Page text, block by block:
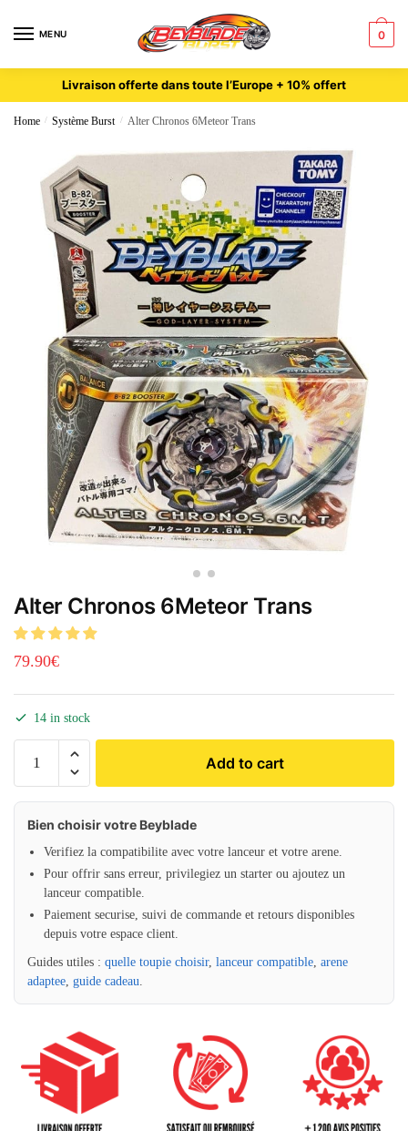
MENU 0
Livraison offerte dans toute l’Europe + 10% offert
Home / Système Burst / Alter Chronos 6Meteor Trans
Alter Chronos 6Meteor Trans
79.90€
14 in stock
Add to cart
Bien choisir votre Beyblade
Verifiez la compatibilite avec votre lanceur et votre arene.
Pour offrir sans erreur, privilegiez un starter ou ajoutez un
lanceur compatible.
Paiement securise, suivi de commande et retours disponibles
depuis votre espace client.
Guides utiles : quelle toupie choisir, lanceur compatible arene
adaptee guide cadeau